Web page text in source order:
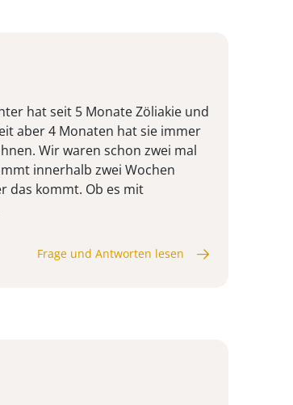
hat seit 5 Monate Zöliakie und
aber 4 Monaten hat sie immer
Wir waren schon zwei mal
innerhalb zwei Wochen
das kommt. Ob es mit
Frage und Antworten lesen